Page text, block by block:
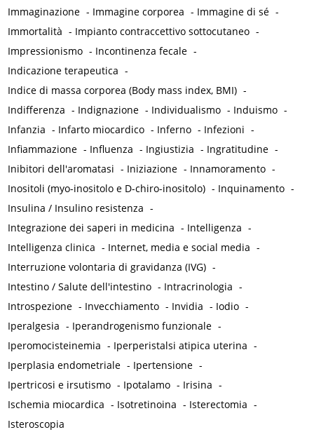
Immaginazione - Immagine corporea - Immagine di sé -
Immortalità - Impianto contraccettivo sottocutaneo -
Impressionismo - Incontinenza fecale -
Indicazione terapeutica -
Indice di massa corporea (Body mass index, BMI) -
Indifferenza - Indignazione - Individualismo - Induismo -
Infanzia - Infarto miocardico - Inferno - Infezioni -
Infiammazione - Influenza - Ingiustizia - Ingratitudine -
Inibitori dell'aromatasi - Iniziazione - Innamoramento -
Inositoli (myo-inositolo e D-chiro-inositolo) - Inquinamento -
Insulina / Insulino resistenza -
Integrazione dei saperi in medicina - Intelligenza -
Intelligenza clinica - Internet, media e social media -
Interruzione volontaria di gravidanza (IVG) -
Intestino / Salute dell'intestino - Intracrinologia -
Introspezione - Invecchiamento - Invidia - Iodio -
Iperalgesia - Iperandrogenismo funzionale -
Iperomocisteinemia - Iperperistalsi atipica uterina -
Iperplasia endometriale - Ipertensione -
Ipertricosi e irsutismo - Ipotalamo - Irisina -
Ischemia miocardica - Isotretinoina - Isterectomia -
Isteroscopia